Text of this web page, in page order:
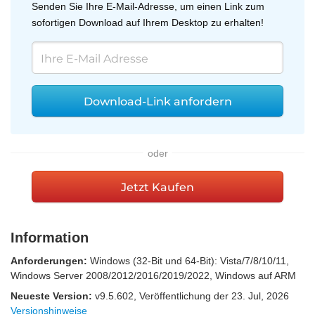
Senden Sie Ihre E-Mail-Adresse, um einen Link zum
sofortigen Download auf Ihrem Desktop zu erhalten!
Download-Link anfordern
oder
Jetzt Kaufen
Information
Anforderungen: Windows (32-Bit und 64-Bit): Vista/7/8/10/11,
Windows Server 2008/2012/2016/2019/2022, Windows auf ARM
Neueste Version: v9.5.602 , Veröffentlichung der 23. Jul, 2026
Versionshinweise